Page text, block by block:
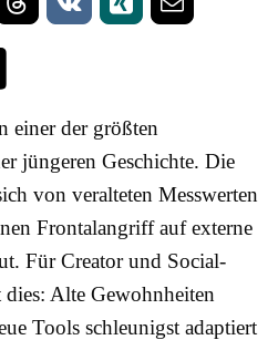
einer der größten
jüngeren Geschichte. Die
von veralteten Messwerten
Frontalangriff auf externe
Für Creator und Social-
Alte Gewohnheiten
Tools schleunigst adaptiert